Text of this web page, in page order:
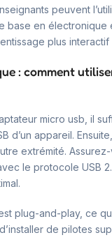
peuvent
base en électronique
plus
: comment
micro usb, il
d’un appareil.
extrémité.
le protocole USB
plug-and-play, ce
de pilotes